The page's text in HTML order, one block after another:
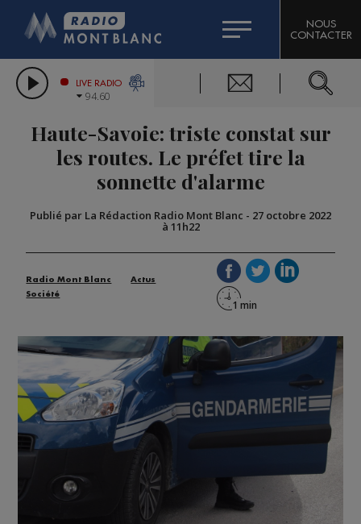
LES CHRONIQUES DE L'EXPERT
CITIZEN MACHINERY
GRAND MASSIF DOMAINES SKIABLES
BIGARD
COMPAGNIE DU MONT-BLANC
NOUS
CONTACTER
LIVE RADIO
94.60
Haute-Savoie: triste constat sur
les routes. Le préfet tire la
sonnette d'alarme
Publié par La Rédaction Radio Mont Blanc - 27 octobre 2022
à 11h22
Radio Mont Blanc
Actus
Société